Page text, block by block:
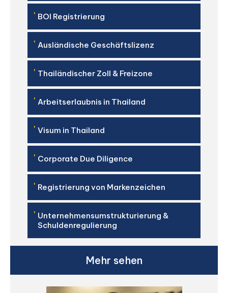
' BOI Registrierung
' Ausländische Geschäftslizenz
' Thailändischer Zoll & Freizone
' Arbeitserlaubnis in Thailand
' Visum in Thailand
' Corporate Due Diligence
' Registrierung von Markenzeichen
' Unternehmensumstrukturierung &
Schuldenregulierung
Mehr sehen